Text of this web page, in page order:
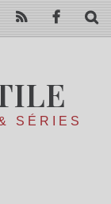
SÉRIES
RSS